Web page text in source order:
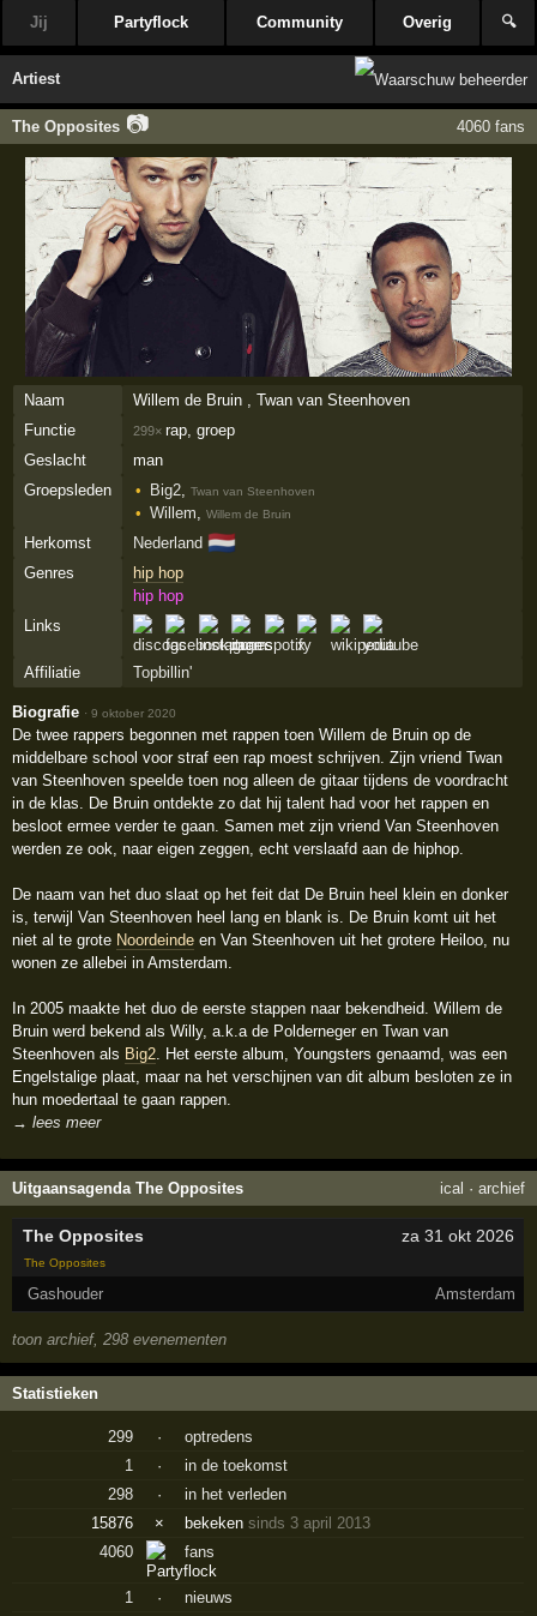
Jij Partyflock Community Overig 🔍
Artiest
The Opposites 📷 4060 fans
Naam
Willem de Bruin , Twan van Steenhoven
Functie
299× rap, groep
Geslacht
man
Groepsleden
Big2 ,Twan van Steenhoven
Willem ,Willem de Bruin
Herkomst Nederland 🇳🇱
Genres
hip hop
hip hop
Links
Affiliatie Topbillin'
Biografie ·9 oktober 2020
De twee rappers begonnen met rappen toen Willem de Bruin op de
middelbare school voor straf een rap moest schrijven. Zijn vriend Twan
van Steenhoven speelde toen nog alleen de gitaar tijdens de voordracht
in de klas. De Bruin ontdekte zo dat hij talent had voor het rappen en
besloot ermee verder te gaan. Samen met zijn vriend Van Steenhoven
werden ze ook, naar eigen zeggen, echt verslaafd aan de hiphop.
De naam van het duo slaat op het feit dat De Bruin heel klein en donker
is, terwijl Van Steenhoven heel lang en blank is. De Bruin komt uit het
niet al te grote Noordeinde en Van Steenhoven uit het grotere Heiloo, nu
wonen ze allebei in Amsterdam.
In 2005 maakte het duo de eerste stappen naar bekendheid. Willem de
Bruin werd bekend als Willy, a.k.a de Polderneger en Twan van
Steenhoven als Big2. Het eerste album, Youngsters genaamd, was een
Engelstalige plaat, maar na het verschijnen van dit album besloten ze in
hun moedertaal te gaan rappen.
→ lees meer
Uitgaansagenda The Opposites ical · archief
The Opposites za 31 okt 2026
The Opposites
Gashouder Amsterdam
toon archief, 298 evenementen
Statistieken
299 ·
optredens
1
·
in de toekomst
298
·
in het verleden
15876
× bekekensinds 3 april 2013
4060
fans
1 ·
nieuws